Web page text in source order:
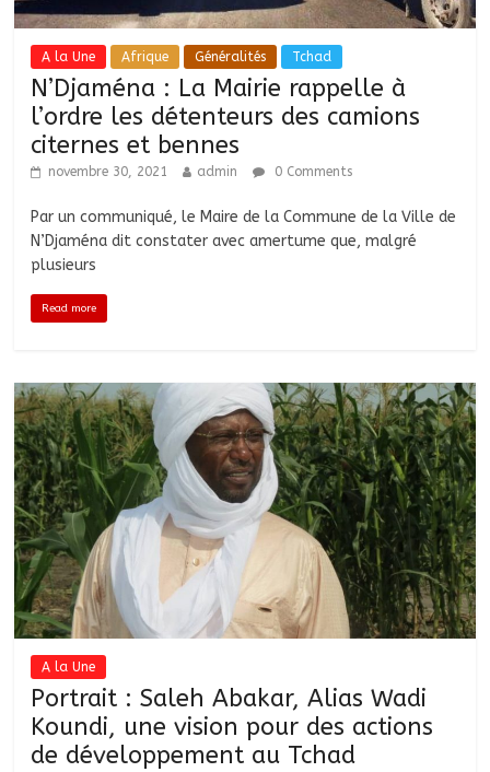
A la Une Afrique Généralités Tchad
N’Djaména : La Mairie rappelle à
l’ordre les détenteurs des camions
citernes et bennes
novembre 30, 2021 admin 0 Comments
Par un communiqué, le Maire de la Commune de la Ville de
N’Djaména dit constater avec amertume que, malgré
plusieurs
Read more
A la Une
Portrait : Saleh Abakar, Alias Wadi
Koundi, une vision pour des actions
de développement au Tchad